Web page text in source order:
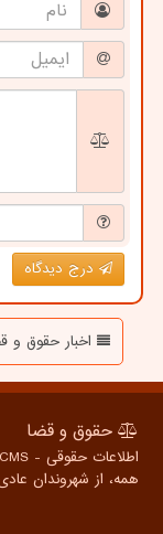
درج دیدگاه
اخبار حقوق و
حقوق و قضا
همه، از شهروندان